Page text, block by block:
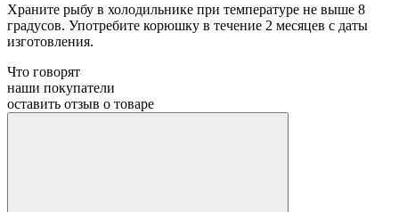
Храните рыбу в холодильнике при температуре не выше 8
градусов. Употребите корюшку в течение 2 месяцев с даты
изготовления.
Что говорят
наши покупатели
оставить отзыв о товаре